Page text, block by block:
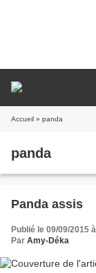
Accueil » panda
panda
Panda assis
Publié le 09/09/2015
Par Amy-Déka